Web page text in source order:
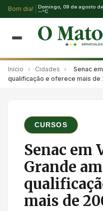
Bom dia!
Domingo, 09 de agosto
--°C
Início › Cidades ›
Senac
qualificação e oferece mais de
CURSOS
Senac em
Grande
mais de